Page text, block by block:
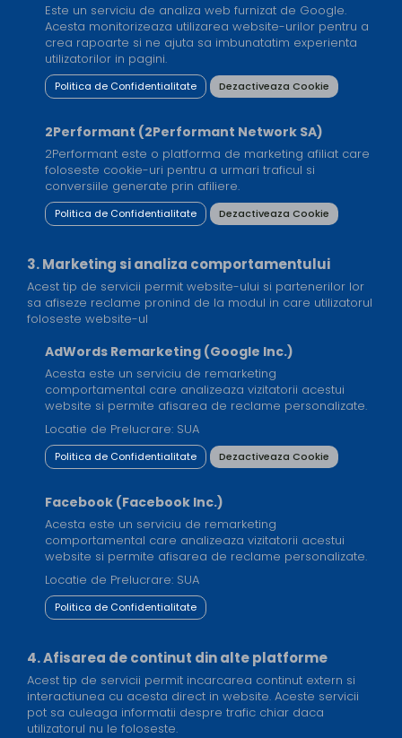
Este un serviciu de analiza web furnizat de Google.
Acesta monitorizeaza utilizarea website-urilor pentru a
crea rapoarte si ne ajuta sa imbunatatim experienta
utilizatorilor in pagini.
Politica de Confidentialitate Dezactiveaza Cookie
2Performant (2Performant Network SA)
2Performant este o platforma de marketing afiliat care
foloseste cookie-uri pentru a urmari traficul si
conversiile generate prin afiliere.
Politica de Confidentialitate Dezactiveaza Cookie
3. Marketing si analiza comportamentului
Acest tip de servicii permit website-ului si partenerilor lor
sa afiseze reclame pronind de la modul in care utilizatorul
foloseste website-ul
AdWords Remarketing (Google Inc.)
Acesta este un serviciu de remarketing
comportamental care analizeaza vizitatorii acestui
website si permite afisarea de reclame personalizate.
Locatie de Prelucrare: SUA
Politica de Confidentialitate Dezactiveaza Cookie
Facebook (Facebook Inc.)
Acesta este un serviciu de remarketing
comportamental care analizeaza vizitatorii acestui
website si permite afisarea de reclame personalizate.
Locatie de Prelucrare: SUA
Politica de Confidentialitate
4. Afisarea de continut din alte platforme
Acest tip de servicii permit incarcarea continut extern si
interactiunea cu acesta direct in website. Aceste servicii
pot sa culeaga informatii despre trafic chiar daca
utilizatorul nu le foloseste.